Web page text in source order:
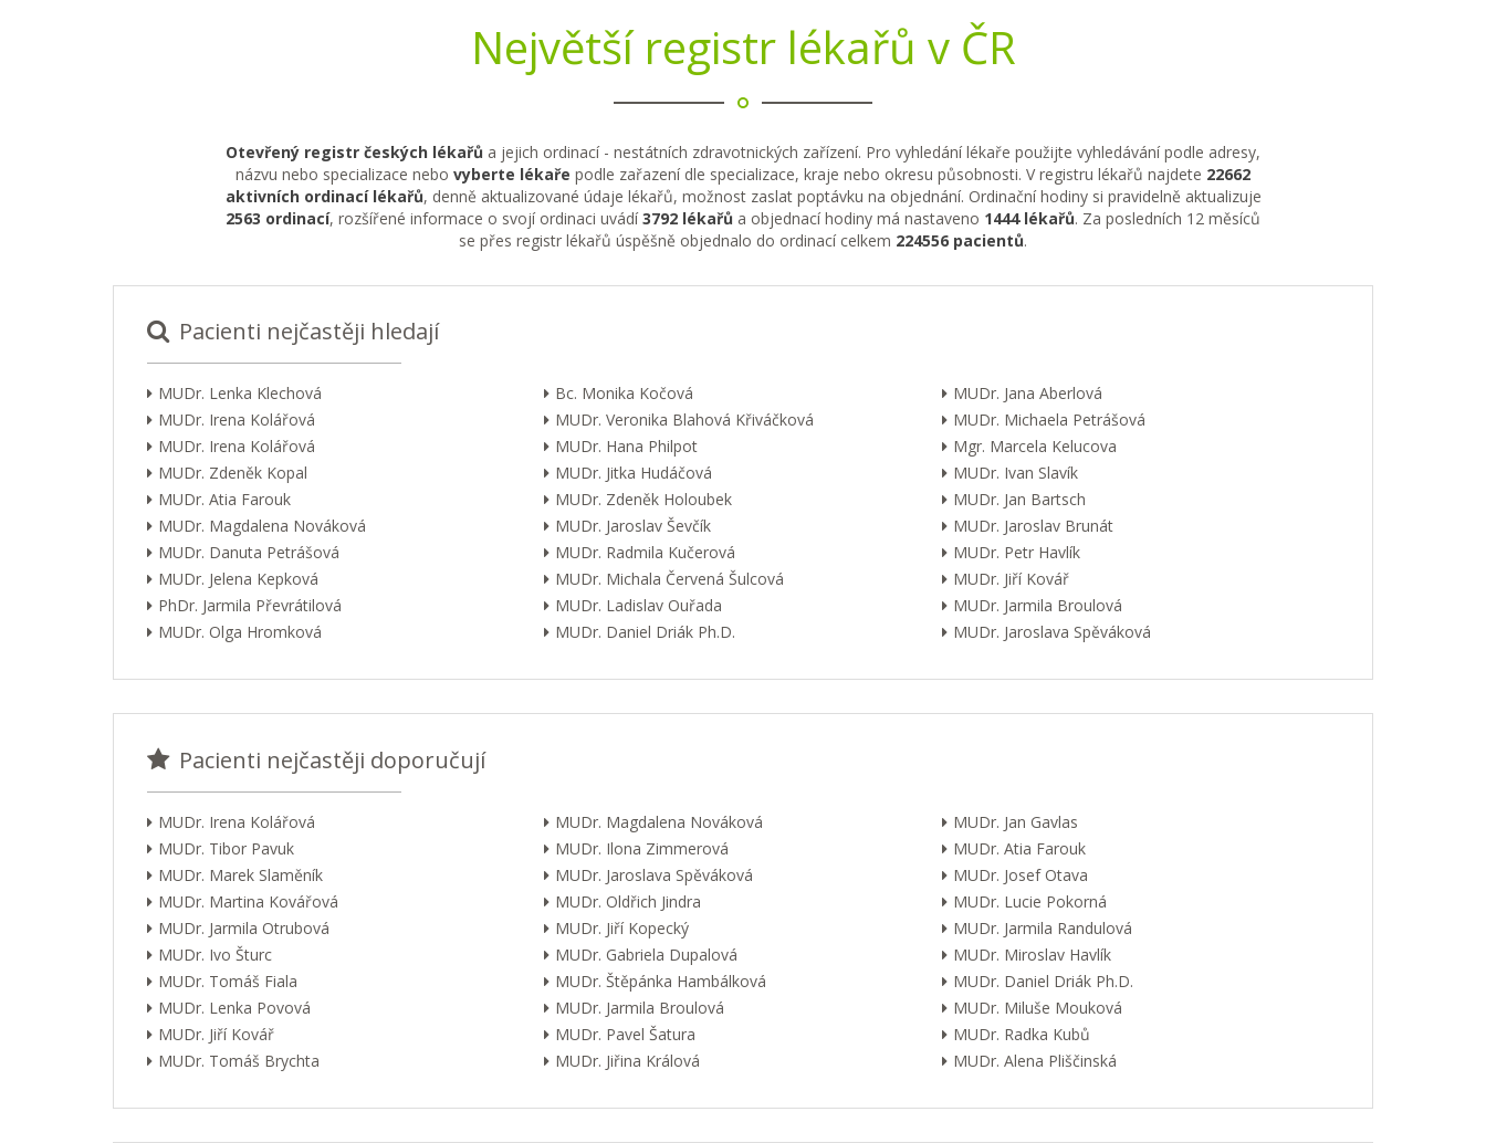
Největší registr lékařů v ČR
Otevřený registr českých lékařů a jejich ordinací - nestátních zdravotnických zařízení. Pro vyhledání lékaře použijte vyhledávání podle adresy,
názvu nebo specializace nebo vyberte lékaře podle zařazení dle specializace, kraje nebo okresu působnosti. V registru lékařů najdete 22662
aktivních ordinací lékařů, denně aktualizované údaje lékařů, možnost zaslat poptávku na objednání. Ordinační hodiny si pravidelně aktualizuje
2563 ordinací, rozšířené informace o svojí ordinaci uvádí3792 lékařů a objednací hodiny má nastaveno 1444 lékařů. Za posledních 12 měsíců
se přes registr lékařů úspěšně objednalo do ordinací celkem 224556 pacientů.
Pacienti nejčastěji hledají
MUDr. Lenka Klechová Bc. Monika Kočová
MUDr. Jana Aberlová
MUDr. Irena Kolářová
MUDr. Veronika Blahová Křiváčková
MUDr. Michaela Petrášová
MUDr. Irena Kolářová
MUDr. Hana Philpot
Mgr. Marcela Kelucova
MUDr. Zdeněk Kopal
MUDr. Jitka Hudáčová
MUDr. Ivan Slavík
MUDr. Atia Farouk
MUDr. Zdeněk Holoubek
MUDr. Jan Bartsch
MUDr. Magdalena Nováková
MUDr. Jaroslav Ševčík
MUDr. Jaroslav Brunát
MUDr. Danuta Petrášová
MUDr. Radmila Kučerová
MUDr. Petr Havlík
MUDr. Jelena Kepková
MUDr. Michala Červená Šulcová
MUDr. Jiří Kovář
PhDr. Jarmila Převrátilová
MUDr. Ladislav Ouřada
MUDr. Jarmila Broulová
MUDr. Olga Hromková
MUDr. Daniel Driák Ph.D. MUDr. Jaroslava Spěváková
Pacienti nejčastěji doporučují
MUDr. Irena Kolářová MUDr. Magdalena Nováková
MUDr. Jan Gavlas
MUDr. Tibor Pavuk
MUDr. Ilona Zimmerová
MUDr. Atia Farouk
MUDr. Marek Slaměník
MUDr. Jaroslava Spěváková
MUDr. Josef Otava
MUDr. Martina Kovářová
MUDr. Oldřich Jindra
MUDr. Lucie Pokorná
MUDr. Jarmila Otrubová
MUDr. Jiří Kopecký
MUDr. Jarmila Randulová
MUDr. Ivo Šturc
MUDr. Gabriela Dupalová
MUDr. Miroslav Havlík
MUDr. Tomáš Fiala
MUDr. Štěpánka Hambálková
MUDr. Daniel Driák Ph.D.
MUDr. Lenka Povová
MUDr. Jarmila Broulová
MUDr. Miluše Mouková
MUDr. Jiří Kovář
MUDr. Pavel Šatura
MUDr. Radka Kubů
MUDr. Tomáš Brychta
MUDr. Jiřina Králová MUDr. Alena Pliščinská